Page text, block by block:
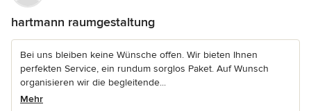
hartmann raumgestaltung
Bei uns bleiben keine Wünsche offen. Wir bieten Ihnen
perfekten Service, ein rundum sorglos Paket. Auf Wunsch
organisieren wir die begleitende...
Mehr